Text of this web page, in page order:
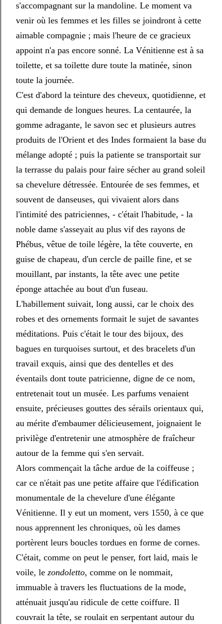
s'accompagnant sur la mandoline. Le moment va
venir où les femmes et les filles se joindront à cette
aimable compagnie ; mais l'heure de ce gracieux
appoint n'a pas encore sonné. La Vénitienne est à sa
toilette, et sa toilette dure toute la matinée, sinon
toute la journée.
C'est d'abord la teinture des cheveux, quotidienne, et
qui demande de longues heures. La centaurée, la
gomme adragante, le savon sec et plusieurs autres
produits de l'Orient et des Indes formaient la base du
mélange adopté ; puis la patiente se transportait sur
la terrasse du palais pour faire sécher au grand soleil
sa chevelure détressée. Entourée de ses femmes, et
souvent de danseuses, qui vivaient alors dans
l'intimité des patriciennes, - c'était l'habitude, - la
noble dame s'asseyait au plus vif des rayons de
Phébus, vêtue de toile légère, la tête couverte, en
guise de chapeau, d'un cercle de paille fine, et se
mouillant, par instants, la tête avec une petite
éponge attachée au bout d'un fuseau.
L'habillement suivait, long aussi, car le choix des
robes et des ornements formait le sujet de savantes
méditations. Puis c'était le tour des bijoux, des
bagues en turquoises surtout, et des bracelets d'un
travail exquis, ainsi que des dentelles et des
éventails dont toute patricienne, digne de ce nom,
entretenait tout un musée. Les parfums venaient
ensuite, précieuses gouttes des sérails orientaux qui,
au mérite d'embaumer délicieusement, joignaient le
privilège d'entretenir une atmosphère de fraîcheur
autour de la femme qui s'en servait.
Alors commençait la tâche ardue de la coiffeuse ;
car ce n'était pas une petite affaire que l'édification
monumentale de la chevelure d'une élégante
Vénitienne. Il y eut un moment, vers 1550, à ce que
nous apprennent les chroniques, où les dames
portèrent leurs boucles tordues en forme de cornes.
C'était, comme on peut le penser, fort laid, mais le
voile, le zondoletto, comme on le nommait,
immuable à travers les fluctuations de la mode,
atténuait jusqu'au ridicule de cette coiffure. Il
couvrait la tête, se roulait en serpentant autour du